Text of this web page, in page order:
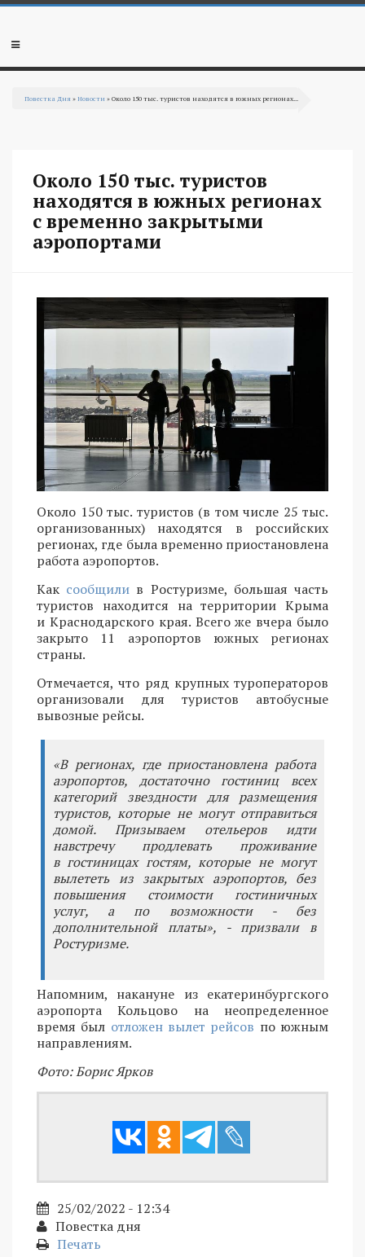
Перейти к основному содержанию
Мобильное
Повестка Дня »Новости » Около 150 тыс. туристов находятся в южных регионах...
Около 150 тыс. туристов
находятся в южных регионах
с временно закрытыми
аэропортами
Около 150 тыс. туристов (в том числе 25 тыс.
организованных) находятся в российских
регионах, где была временно приостановлена
работа аэропортов.
Как сообщили в Ростуризме, большая часть
туристов находится на территории Крыма
и Краснодарского края. Всего же вчера было
закрыто 11 аэропортов южных регионах
страны.
Отмечается, что ряд крупных туроператоров
организовали для туристов автобусные
вывозные рейсы.
«В регионах, где приостановлена работа
аэропортов, достаточно гостиниц всех
категорий звездности для размещения
туристов, которые не могут отправиться
домой. Призываем отельеров идти
навстречу продлевать проживание
в гостиницах гостям, которые не могут
вылететь из закрытых аэропортов, без
повышения стоимости гостиничных
услуг, а по возможности - без
дополнительной платы», - призвали в
Ростуризме.
Напомним, накануне из екатеринбургского
аэропорта Кольцово на неопределенное
время был отложен вылет рейсов по южным
направлениям.
Фото: Борис Ярков
25/02/2022 - 12:34
Повестка дня
Печать